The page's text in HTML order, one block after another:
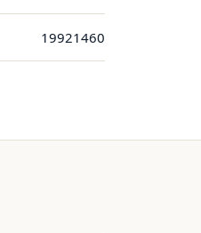
19921460